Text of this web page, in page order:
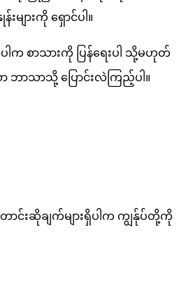
ျားကို ရှောင်ပါ။
ါက စာသားကို ပြန်ရေးပါ သို့မဟုတ်
ဘာသာသို့ ပြောင်းလဲကြည့်ပါ။
ာင်းဆိုချက်များရှိပါက ကျွန်ုပ်တို့ကို